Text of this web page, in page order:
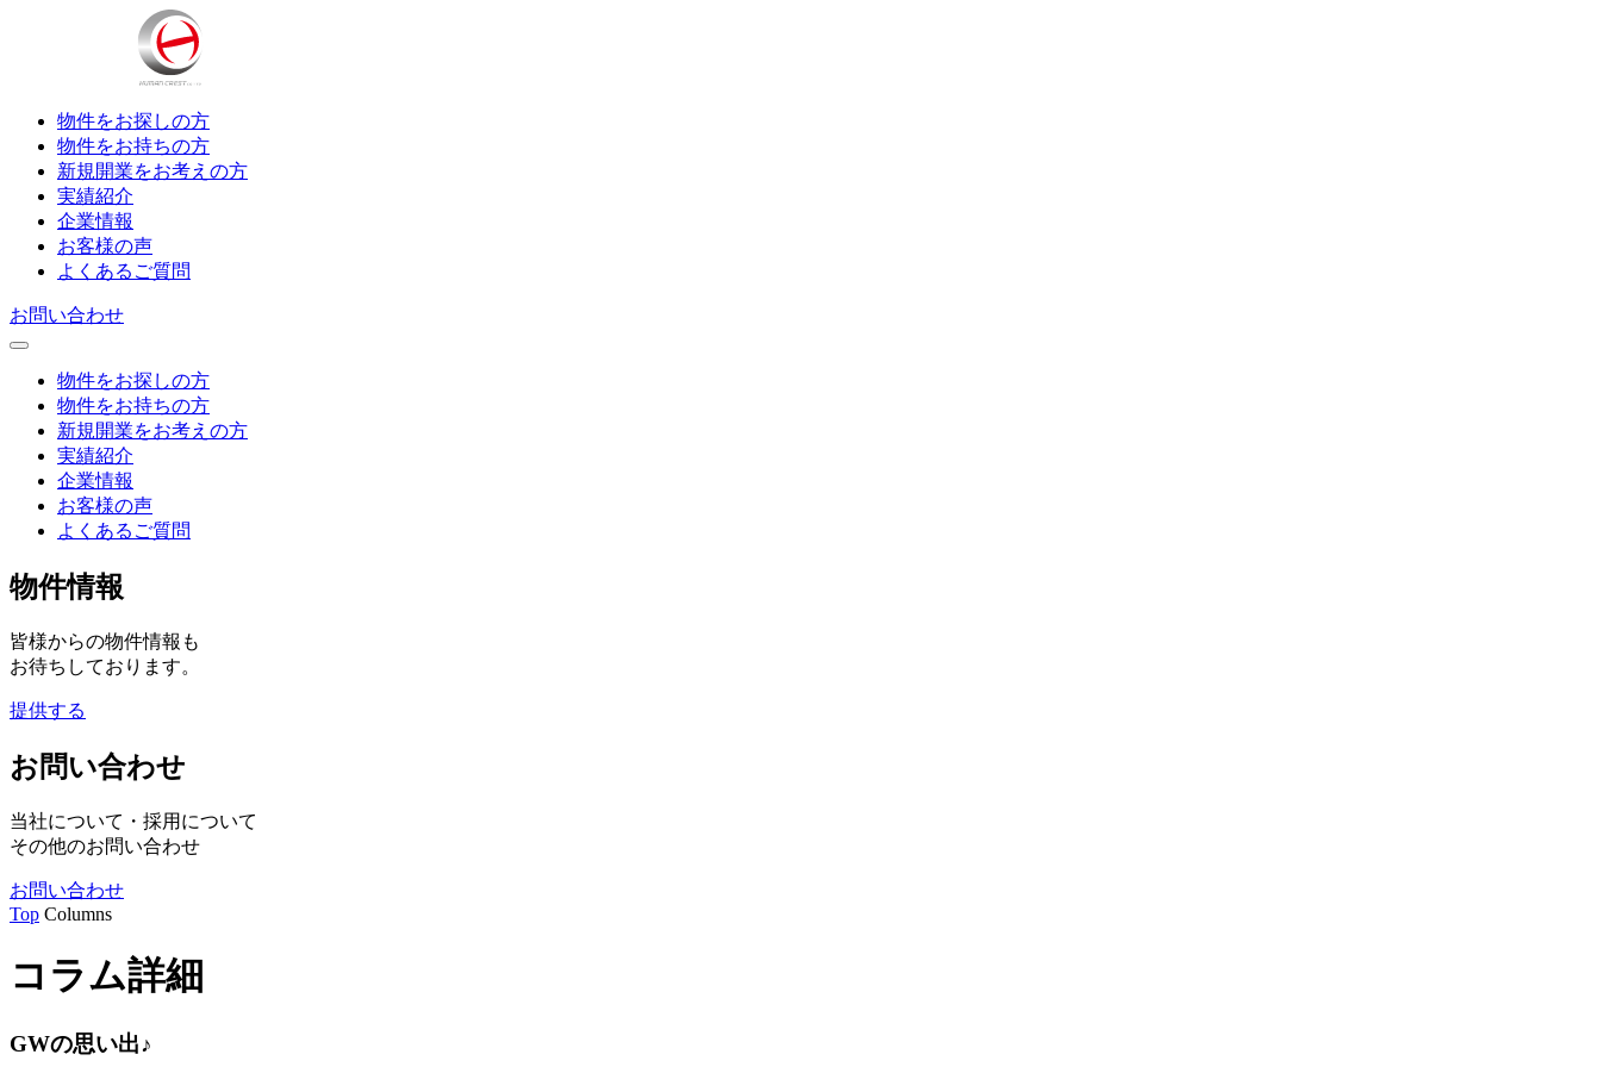
物件をお探しの方
物件をお持ちの方
新規開業をお考えの方
実績紹介
企業情報
お客様の声
よくあるご質問
お問い合わせ
物件をお探しの方
物件をお持ちの方
新規開業をお考えの方
実績紹介
企業情報
お客様の声
よくあるご質問
物件情報
皆様からの物件情報も
お待ちしております。
提供する
お問い合わせ
当社について・採用について
その他のお問い合わせ
お問い合わせ
Top Columns
コラム詳細
GWの思い出♪